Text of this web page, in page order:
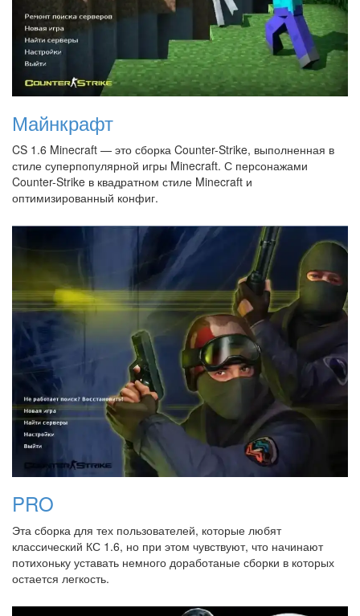
Майнкрафт
CS 1.6 Minecraft — это сборка Counter-Strike, выполненная в
стиле суперпопулярной игры Minecraft. С персонажами
Counter-Strike в квадратном стиле Minecraft и
оптимизированный конфиг.
PRO
Эта сборка для тех пользователей, которые любят
классический КС 1.6, но при этом чувствуют, что начинают
потихоньку уставать немного доработаные сборки в которых
остается легкость.